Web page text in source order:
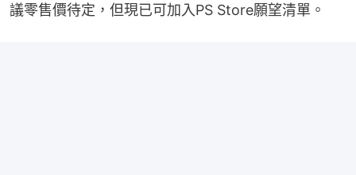
議零售價待定，但現已可加入PS Store願望清單。